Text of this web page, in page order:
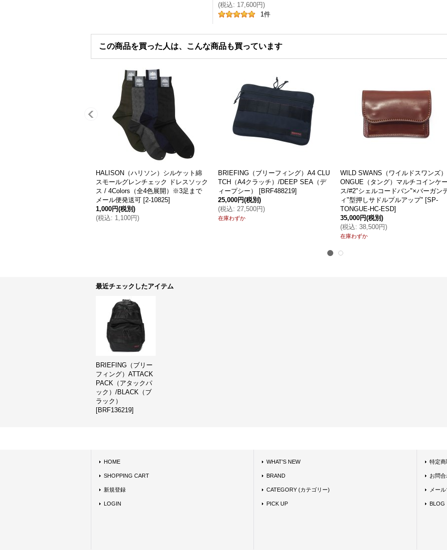
(税込: 17,600円)
1件
この商品を買った人は、こんな商品も買っています
BRIEFING（ブリーフィング）ATTAC
K PACK（アタックパック）/DEEP S
EA（ディープシー） [BRF136219 ]
67,000円(税別)
(税込: 73,700円
最近チェックしたアイテム
BRIEFING（ブリー
フィング）ATTACK
PACK（アタックパ
ック）/BLACK（ブ
ラック）
[BRF136219]
HOME
SHOPPING CART
新規登録
LOGIN
WHAT'S NEW
BRAND
CATEGORY (カテゴリー)
PICK UP
特定
お問
メー
BLOG